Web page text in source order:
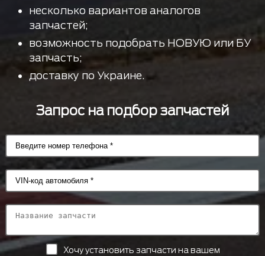
несколько вариантов аналогов
запчастей;
возможность подобрать НОВУЮ или БУ
запчасть;
доставку по Украине.
Запрос на подбор запчастей
Хочу установить запчасти на вашем